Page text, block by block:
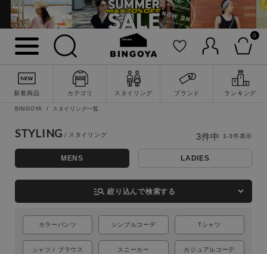
0
新着商品 カテゴリ スタイリング ブランド ランキング
詳細検索
BINGOYA スタイリング一覧
STYLING
MENS LADIES
manage_search 絞り込んで検索する
カラーパンツ シンプルコーデ Tシャツ
シャツ / ブラウス スニーカー カジュアルコーデ
3件中 1-3件表示